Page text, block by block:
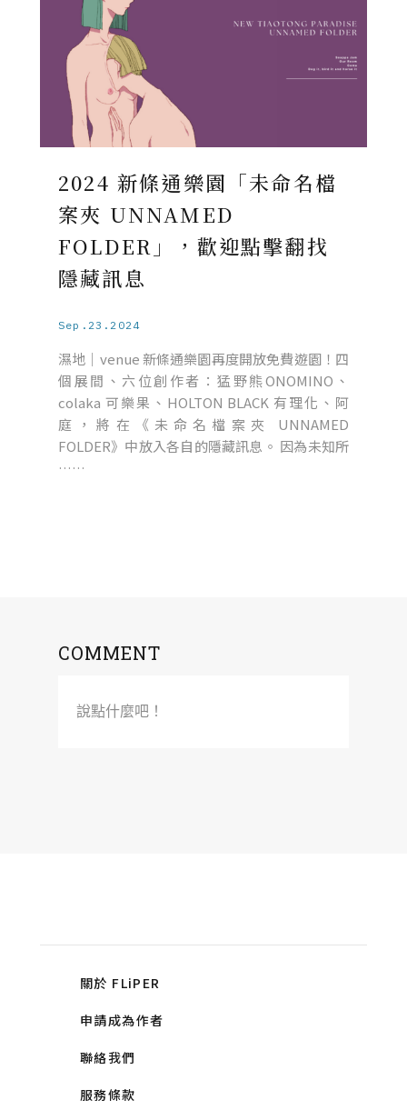
2024 新條通樂園「未命名檔
案夾 UNNAMED
FOLDER」，歡迎點擊翻找
隱藏訊息
Sep.23.2024
濕地｜venue 新條通樂園再度開放免費遊園！四
個展間、六位創作者：猛野熊ONOMINO、
colaka 可樂果、HOLTON BLACK 有理化、阿
庭，將在《未命名檔案夾 UNNAMED
FOLDER》中放入各自的隱藏訊息。 因為未知所
……
COMMENT
說點什麼吧！
關於 FLiPER
申請成為作者
聯絡我們
服務條款